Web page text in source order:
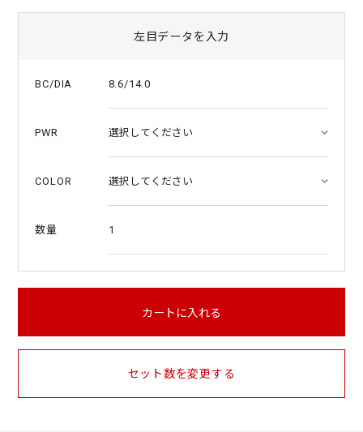
左目データを入力
BC/DIA 8.6/14.0
PWR
COLOR
数量 1
カートに入れる
セット数を変更する